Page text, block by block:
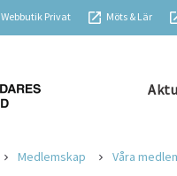
Webbutik Privat Möts & Lär
Medlemskap Våra